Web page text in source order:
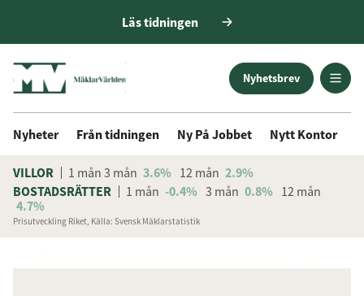
Läs tidningen
Nyhetsbrev
Nyheter Från tidningen Ny På Jobbet Nytt Kontor
VILLOR 1 mån 3 mån 3.6% 12 mån 2.9%
BOSTADSRÄTTER
1 mån -0.4% 3 mån 0.8% 12 mån
4.7%
Prisutveckling Riket, Källa: Svensk Mäklarstatistik
ANNONS